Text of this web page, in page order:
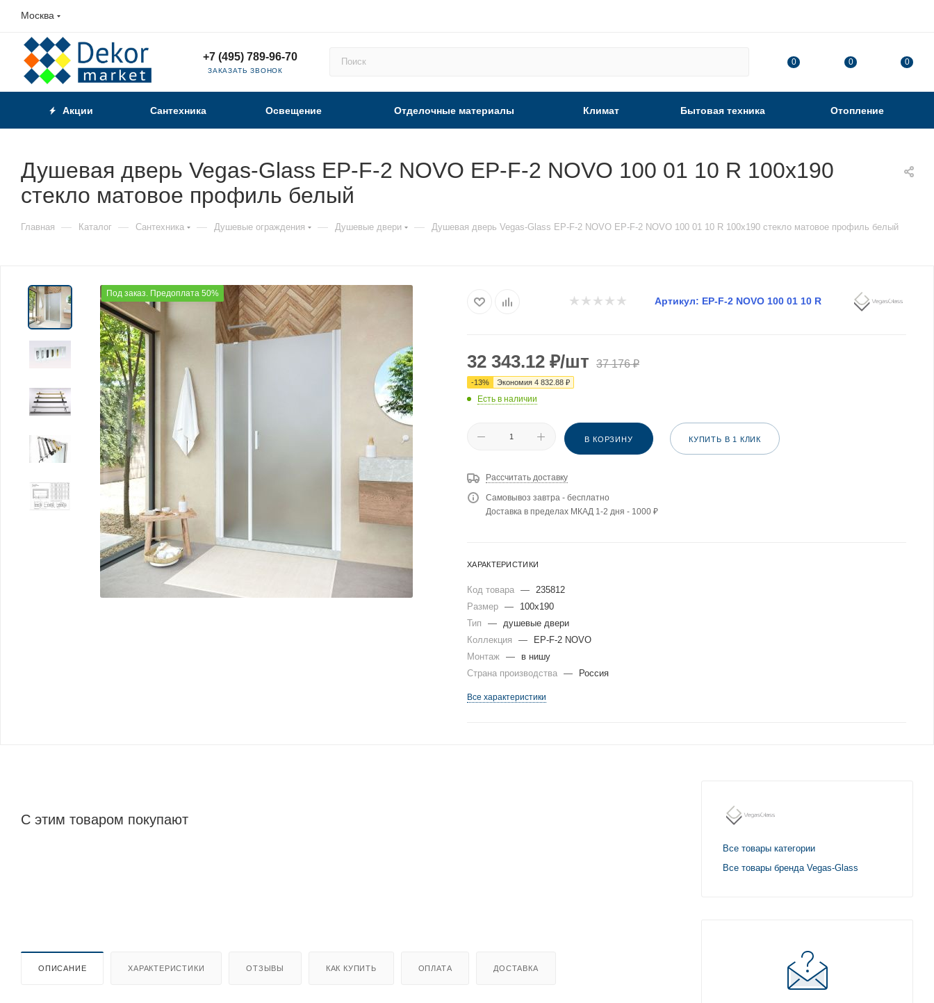
Москва
+7 (495) 789-96-70
ЗАКАЗАТЬ ЗВОНОК
0 0 0
Акции Сантехника Освещение Отделочные материалы Климат Бытовая техника Отопление
Душевая дверь Vegas-Glass EP-F-2 NOVO EP-F-2 NOVO 100 01 10 R 100х190
стекло матовое профиль белый
Главная — Каталог — Сантехника — Душевые ограждения — Душевые двери — Душевая дверь Vegas-Glass EP-F-2 NOVO EP-F-2 NOVO 100 01 10 R 100х190 стекло матовое профиль белый
Под заказ. Предоплата 50%
Артикул: EP-F-2 NOVO 100 01 10 R
32 343.12 ₽/шт 37 176₽
-13% Экономия 4 832.88 ₽
Есть в наличии
В КОРЗИНУ КУПИТЬ В 1 КЛИК
Рассчитать доставку
Самовывоз завтра - бесплатно
Доставка в пределах МКАД 1-2 дня - 1000 ₽
ХАРАКТЕРИСТИКИ
Код товара — 235812
Размер —
100x190
Тип
— душевые двери
Коллекция
—
EP-F-2 NOVO
Монтаж —
в нишу
Страна производства — Россия
Все характеристики
С этим товаром покупают
ОПИСАНИЕ ХАРАКТЕРИСТИКИ ОТЗЫВЫ КАК КУПИТЬ ОПЛАТА ДОСТАВКА
Все товары категории
Все товары бренда Vegas-Glass